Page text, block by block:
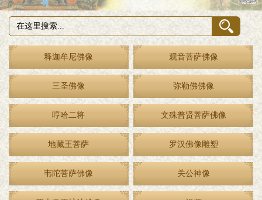
释迦牟尼佛像 观音菩萨佛像
三圣佛像 弥勒佛佛像
哼哈二将 文殊普贤菩萨佛像
地藏王菩萨 罗汉佛像雕塑
韦陀菩萨佛像 关公神像